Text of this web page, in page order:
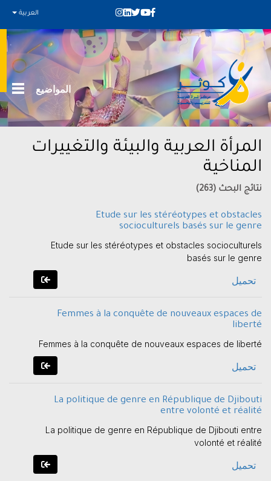
العربية
المواضيع
المرأة العربية والبيئة والتغييرات
المناخية
نتائج البحث (263)
Etude sur les stéréotypes et obstacles
socioculturels basés sur le genre
Etude sur les stéréotypes et obstacles socioculturels
basés sur le genre
تحميل
Femmes à la conquête de nouveaux espaces de
liberté
Femmes à la conquête de nouveaux espaces de liberté
تحميل
La politique de genre en République de Djibouti
entre volonté et réalité
La politique de genre en République de Djibouti entre
volonté et réalité
تحميل